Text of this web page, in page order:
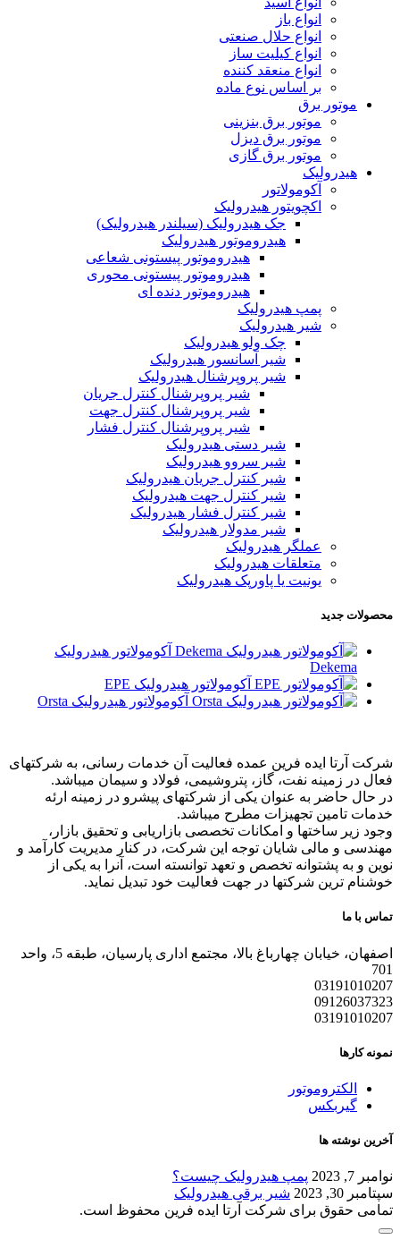
انواع باز
انواع حلال صنعتی
انواع کیلیت ساز
انواع منعقد کننده
بر اساس نوع ماده
موتور برق
موتور برق بنزینی
موتور برق دیزل
موتور برق گازی
هیدرولیک
آکومولاتور
اکچویتور هیدرولیک
جک هیدرولیک (سیلندر هیدرولیک)
هیدروموتور هیدرولیک
هیدروموتور پیستونی شعاعی
هیدروموتور پیستونی محوری
هیدروموتور دنده ای
پمپ هیدرولیک
شیر هیدرولیک
چک ولو هیدرولیک
شیر آسانسور هیدرولیک
شیر پروپرشنال هیدرولیک
شیر پروپرشنال کنترل جریان
شیر پروپرشنال کنترل جهت
شیر پروپرشنال کنترل فشار
شیر دستی هیدرولیک
شیر سروو هیدرولیک
شیر کنترل جریان هیدرولیک
شیر کنترل جهت هیدرولیک
شیر کنترل فشار هیدرولیک
شیر مدولار هیدرولیک
عملگر هیدرولیک
متعلقات هیدرولیک
یونیت یا پاورپک هیدرولیک
محصولات جدید
آکومولاتور هیدرولیک
Dekema
آکومولاتور هیدرولیک EPE
آکومولاتور هیدرولیک Orsta
شرکت آرتا ایده فرین عمده فعالیت آن خدمات رسانی، به شرکتهای
فعال در زمینه نفت، گاز، پتروشیمی، فولاد و سیمان میباشد.
در حال حاضر به عنوان یکی از شرکتهای پیشرو در زمینه ارئه
خدمات تامین تجهیزات مطرح میباشد.
وجود زیر ساختها و امکانات تخصصی بازاریابی و تحقیق بازار،
مهندسی و مالی شایان توجه این شرکت، در کنار مدیریت کارآمد و
نوین و به پشتوانه تخصص و تعهد توانسته است، آنرا به یکی از
خوشنام ترین شرکتها در جهت فعالیت خود تبدیل نماید.
تماس با ما
اصفهان، خیابان چهارباغ بالا، مجتمع اداری پارسیان، طبقه 5، واحد
701
03191010207
09126037323
03191010207
نمونه کارها
الکتروموتور
گیربکس
آخرین نوشته ها
نوامبر 7, 2023
پمپ هیدرولیک چیست؟
سپتامبر 30, 2023
شیر برقی هیدرولیک
تمامی حقوق برای شرکت آرتا ایده فرین محفوظ است.